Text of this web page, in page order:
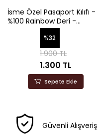
İsme Özel Pasaport Kılıfı -
%100 Rainbow Deri -
AK02003 - Hardal Sarısı
%32
1.900 TL
1.300 TL
Sepete Ekle
Güvenli Alışveriş